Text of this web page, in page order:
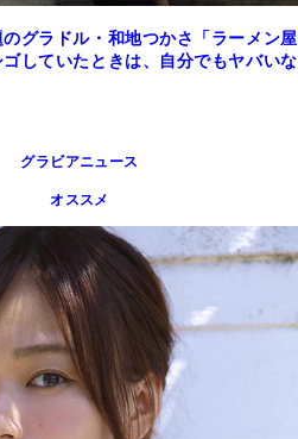
グラドル・和地つかさ「ラーメン屋
していたときは、自分でもヤバいな
グラビアニュース
オススメ